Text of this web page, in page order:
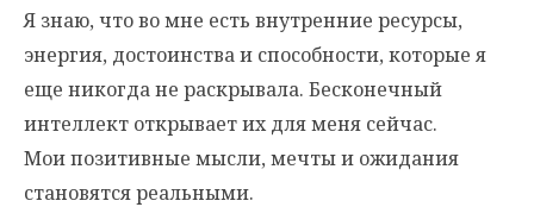
Я знаю, что во мне есть внутренние ресурсы,
энергия, достоинства и способности, которые я
еще никогда не раскрывала. Бесконечный
интеллект открывает их для меня сейчас.
Мои позитивные мысли, мечты и ожидания
становятся реальными.